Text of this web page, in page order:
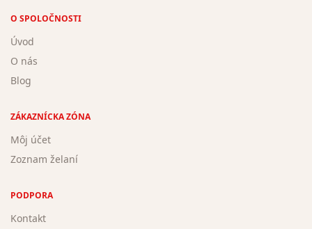
O SPOLOČNOSTI
Úvod
O nás
Blog
ZÁKAZNÍCKA ZÓNA
Môj účet
Zoznam želaní
PODPORA
Kontakt